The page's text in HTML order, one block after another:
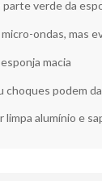
parte verde da
ondas, mas
macia
choques podem
limpa alumínio e